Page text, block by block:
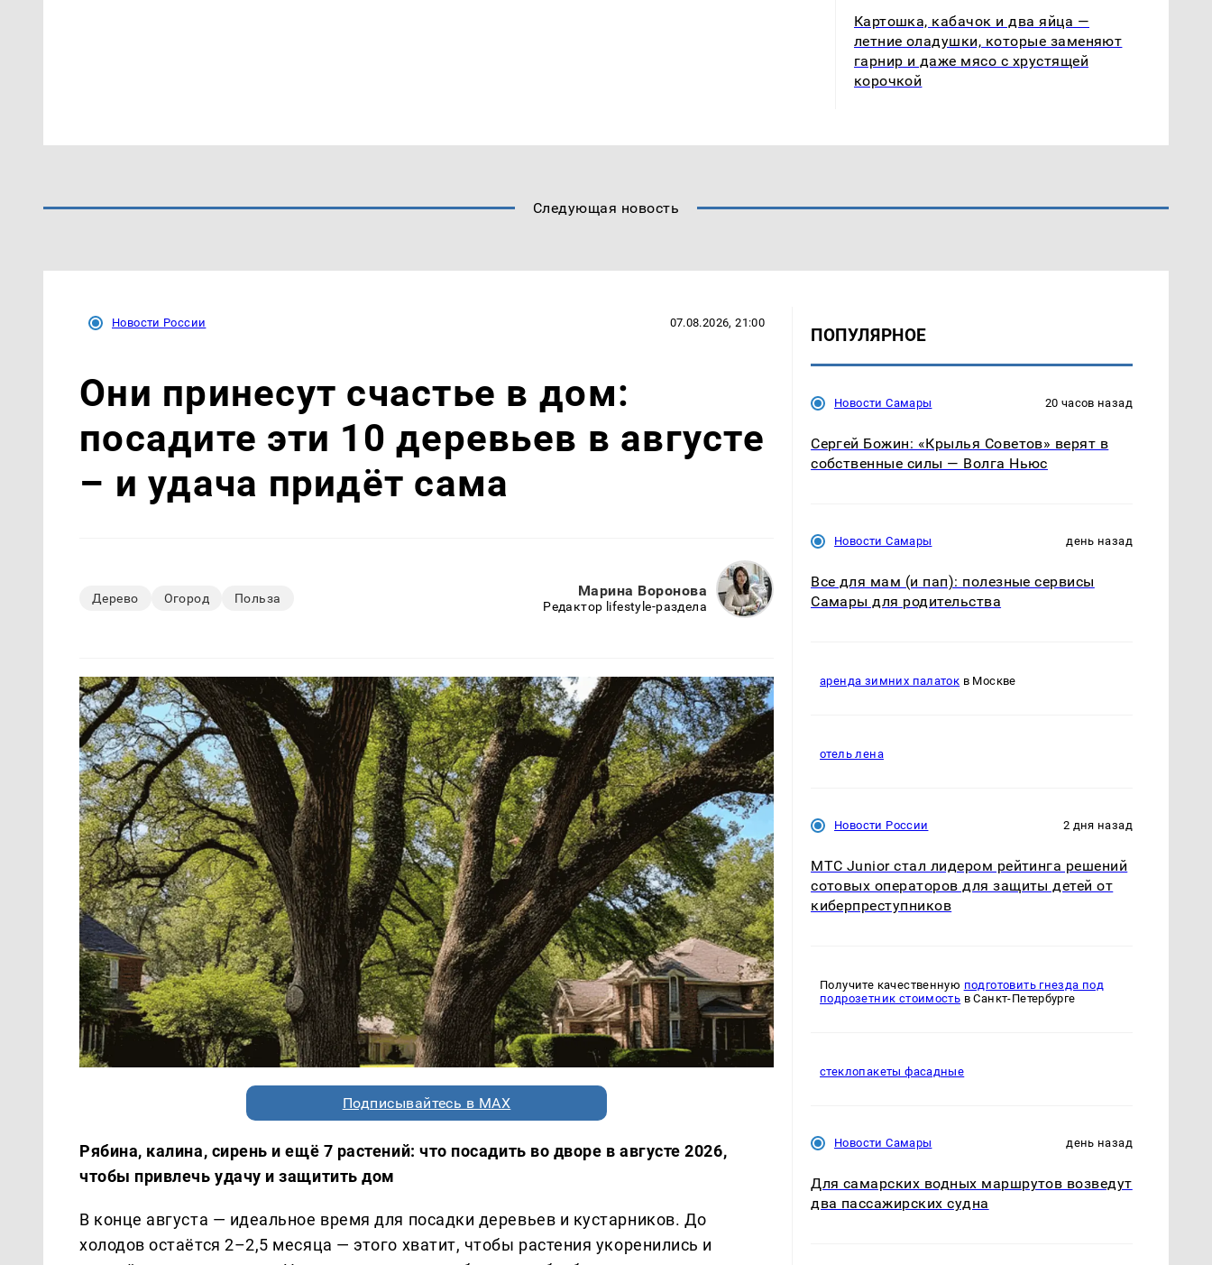
Картошка, кабачок и два яйца —
летние оладушки, которые заменяют
гарнир и даже мясо с хрустящей
корочкой
Следующая новость
Новости России 07.08.2026, 21:00
Они принесут счастье в дом:
посадите эти 10 деревьев в августе
– и удача придёт сама
Дерево Огород Польза Марина Воронова
Редактор lifestyle-раздела
Подписывайтесь в MAX
Рябина, калина, сирень и ещё 7 растений: что посадить во дворе в августе 2026,
чтобы привлечь удачу и защитить дом
В конце августа — идеальное время для посадки деревьев и кустарников. До
холодов остаётся 2–2,5 месяца — этого хватит, чтобы растения укоренились и
ПОПУЛЯРНОЕ
Новости Самары 20 часов назад
Сергей Божин: «Крылья Советов» верят в
собственные силы — Волга Ньюс
Новости Самары день назад
Все для мам (и пап): полезные сервисы
Самары для родительства
аренда зимних палаток в Москве
отель лена
Новости России 2 дня назад
МТС Junior стал лидером рейтинга решений
сотовых операторов для защиты детей от
киберпреступников
Получите качественную подготовить гнезда под
подрозетник стоимость в Санкт-Петербурге
стеклопакеты фасадные
Новости Самары день назад
Для самарских водных маршрутов возведут
два пассажирских судна